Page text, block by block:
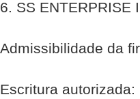
6. SS ENTERPRISE
Admissibilidade da
Escritura autorizada: